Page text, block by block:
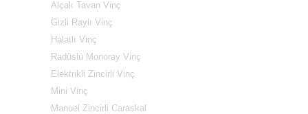
Alçak Tavan Vinç
Gizli Raylı Vinç
Halatlı Vinç
Radüslü Monoray Vinç
Elektrikli Zincirli Vinç
Mini Vinç
Manuel Zincirli Caraskal